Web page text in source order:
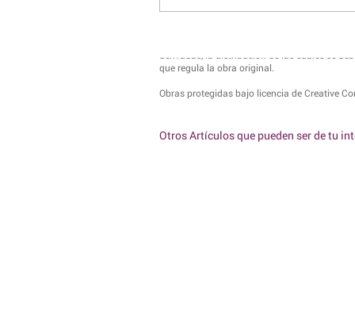
que regula la obra original.
Obras protegidas bajo licencia de Creative
Otros Artículos que pueden ser de tu